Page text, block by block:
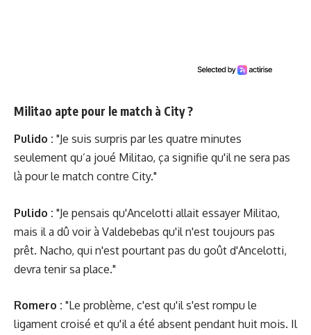
Militao apte pour le match à City ?
Pulido : "Je suis surpris par les quatre minutes
seulement qu’a joué Militao, ça signifie qu'il ne sera pas
là pour le match contre City."
Pulido : "Je pensais qu'Ancelotti allait essayer Militao,
mais il a dû voir à Valdebebas qu'il n'est toujours pas
prêt. Nacho, qui n'est pourtant pas du goût d'Ancelotti,
devra tenir sa place."
Romero : "Le problème, c'est qu'il s'est rompu le
ligament croisé et qu'il a été absent pendant huit mois. Il